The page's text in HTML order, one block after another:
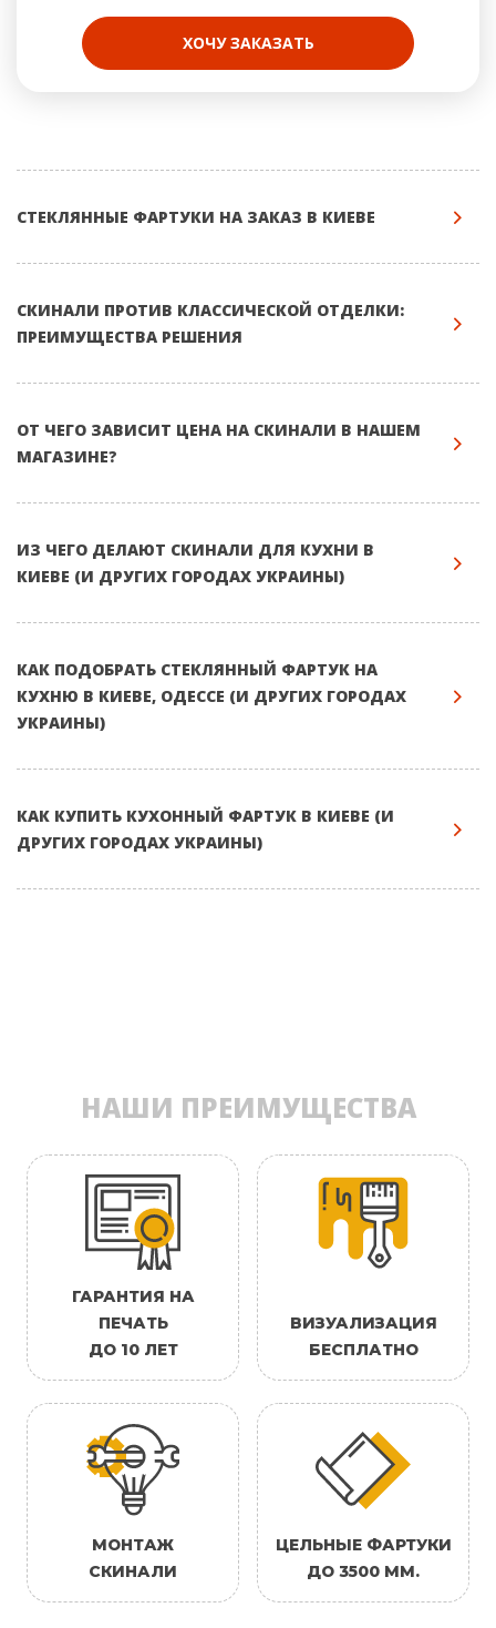
ХОЧУ ЗАКАЗАТЬ
СТЕКЛЯННЫЕ ФАРТУКИ НА ЗАКАЗ В КИЕВЕ
СКИНАЛИ ПРОТИВ КЛАССИЧЕСКОЙ ОТДЕЛКИ:
ПРЕИМУЩЕСТВА РЕШЕНИЯ
ОТ ЧЕГО ЗАВИСИТ ЦЕНА НА СКИНАЛИ В НАШЕМ
МАГАЗИНЕ?
ИЗ ЧЕГО ДЕЛАЮТ СКИНАЛИ ДЛЯ КУХНИ В
КИЕВЕ (И ДРУГИХ ГОРОДАХ УКРАИНЫ)
КАК ПОДОБРАТЬ СТЕКЛЯННЫЙ ФАРТУК НА
КУХНЮ В КИЕВЕ, ОДЕССЕ (И ДРУГИХ ГОРОДАХ
УКРАИНЫ)
КАК КУПИТЬ КУХОННЫЙ ФАРТУК В КИЕВЕ (И
ДРУГИХ ГОРОДАХ УКРАИНЫ)
НАШИ ПРЕИМУЩЕСТВА
ГАРАНТИЯ НА
ПЕЧАТЬ
ДО 10 ЛЕТ
ВИЗУАЛИЗАЦИЯ
БЕСПЛАТНО
МОНТАЖ
СКИНАЛИ
ЦЕЛЬНЫЕ ФАРТУКИ
ДО 3500 ММ.